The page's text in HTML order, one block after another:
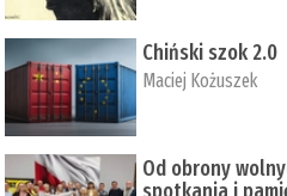
Chiński szok 2.0
Maciej Kożuszek
Od obrony